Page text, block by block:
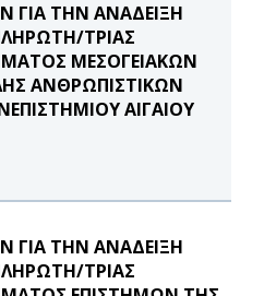
ΓΙΑ ΤΗΝ ΑΝΑΔΕΙΞΗ
ΤΡΙΑΣ
ΜΕΣΟΓΕΙΑΚΩΝ
ΑΝΘΡΩΠΙΣΤΙΚΩΝ
ΑΙΓΑΙΟΥ
ΓΙΑ ΤΗΝ ΑΝΑΔΕΙΞΗ
ΤΡΙΑΣ